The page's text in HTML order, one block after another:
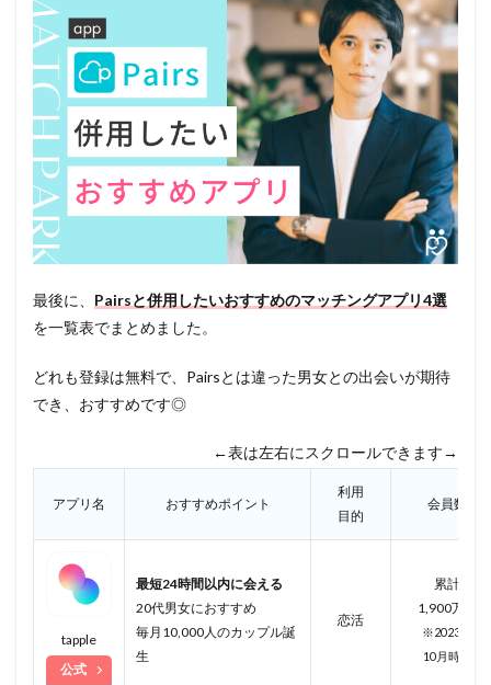
最後に、 Pairsと併用したいおすすめのマッチングアプリ4選
を一覧表でまとめました。
どれも登録は無料で、Pairsとは違った男女との出会いが期待
でき、おすすめです◎
←表は左右にスクロールできます→
アプリ名 おすすめポイント
利用
目的
会員数
tapple
公式
最短24時間以内に会える
20代男女におすすめ
毎月10,000人のカップル誕
生
恋活
累計
1,900万人
※2023年
10月時点